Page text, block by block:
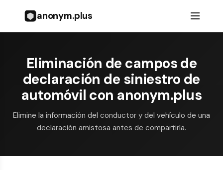
anonym.plus
Eliminación de campos de
declaración de siniestro de
automóvil con anonym.plus
Elimine la información del conductor y del vehículo de una
declaración amistosa antes de compartirla.